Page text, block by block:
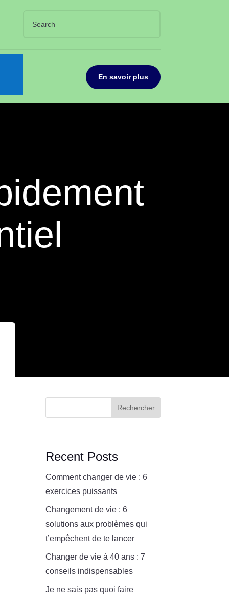
En savoir plus
Rechercher
Recent Posts
Comment changer de vie : 6
exercices puissants
Changement de vie : 6
solutions aux problèmes qui
t’empêchent de te lancer
Changer de vie à 40 ans : 7
conseils indispensables
Je ne sais pas quoi faire